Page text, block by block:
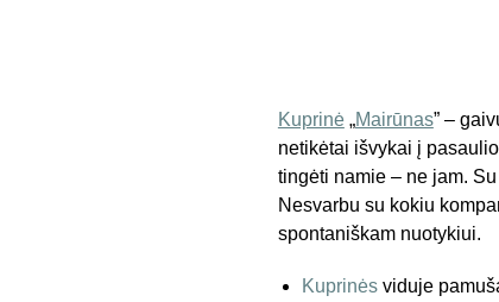
Kuprinė„Mairūnas” –
netikėtai išvykai į
tingėti namie – ne jam. Su
Nesvarbu su kokiu
spontaniškam nuotykiui.
Kuprinėsviduje